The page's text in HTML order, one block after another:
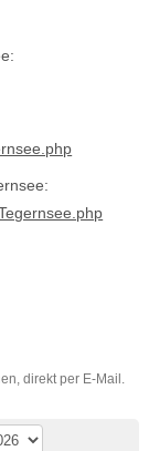
direkt per E-Mail.